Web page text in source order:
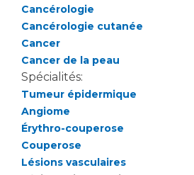
Sécurité
Les recherches en santé
Lieu de santé sans tabac
Cancérologie
Cancérologie cutanée
Cancer
Cancer de la peau
Spécialités:
Tumeur épidermique
Angiome
Érythro-couperose
Couperose
Lésions vasculaires